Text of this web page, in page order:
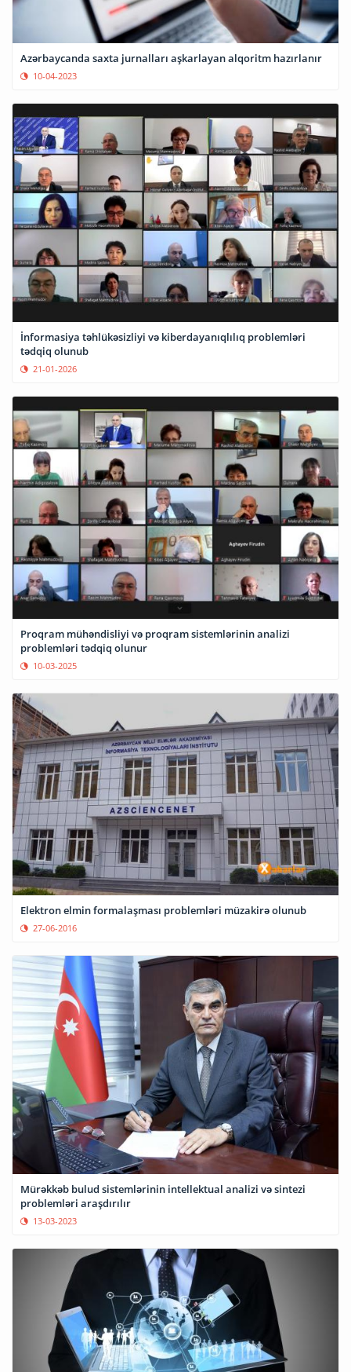
Azərbaycanda saxta jurnalları aşkarlayan alqoritm hazırlanır
10-04-2023
İnformasiya təhlükəsizliyi və kiberdayanıqlılıq problemləri
tədqiq olunub
21-01-2026
Proqram mühəndisliyi və proqram sistemlərinin analizi
problemləri tədqiq olunur
10-03-2025
Elektron elmin formalaşması problemləri müzakirə olunub
27-06-2016
Mürəkkəb bulud sistemlərinin intellektual analizi və sintezi
problemləri araşdırılır
13-03-2023